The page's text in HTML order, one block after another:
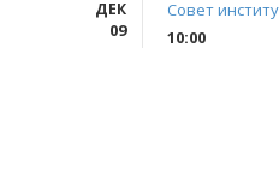
ДЕК
09
Совет
10:00